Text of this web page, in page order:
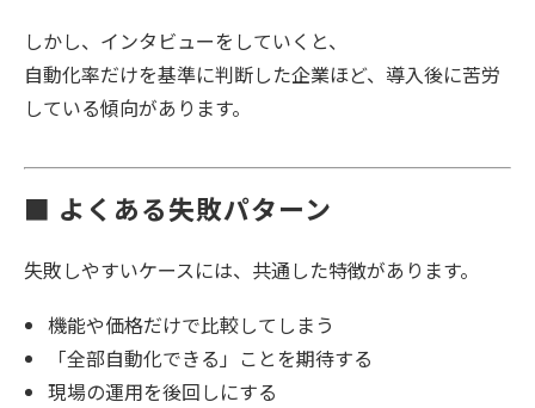
しかし、インタビューをしていくと、
自動化率だけを基準に判断した企業ほど、導入後に苦労
している傾向があります。
■ よくある失敗パターン
失敗しやすいケースには、共通した特徴があります。
機能や価格だけで比較してしまう
「全部自動化できる」ことを期待する
現場の運用を後回しにする